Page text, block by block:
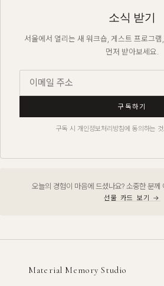
소식 받기
서울에서 열리는 새 워크숍, 게스트 프로그
먼저 받아보세요.
구독하기
구독 시 개인정보처리방침에 동의하는
오늘의 경험이 마음에 드셨나요? 소중한 분께
선물 카드 보기 →
Material Memory Studio